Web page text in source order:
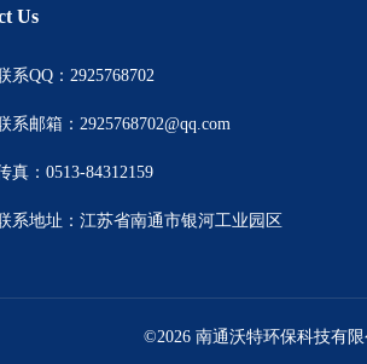
Us
系QQ：2925768702
系邮箱：2925768702@qq.com
真：0513-84312159
系地址：江苏省南通市银河工业园区
©2026 南通沃特环保科技有